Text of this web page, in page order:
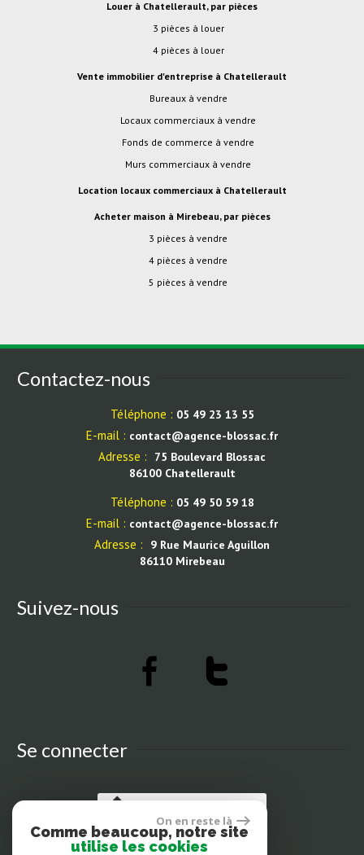
Louer à Chatellerault, par pièces
3 pièces à louer
4 pièces à louer
Vente immobilier d'entreprise à Chatellerault
Bureaux à vendre
Locaux commerciaux à vendre
Fonds de commerce à vendre
Murs commerciaux à vendre
Location locaux commerciaux à Chatellerault
Acheter maison à Mirebeau, par pièces
3 pièces à vendre
4 pièces à vendre
5 pièces à vendre
Contactez-nous
Téléphone : 05 49 23 13 55
E-mail : contact@agence-blossac.fr
Adresse :
75 Boulevard Blossac
86100 Chatellerault
Téléphone : 05 49 50 59 18
E-mail : contact@agence-blossac.fr
Adresse :
9 Rue Maurice Aguillon
86110 Mirebeau
Suivez-nous
Se connecter
On en reste là
Comme beaucoup, notre site
utilise les cookies